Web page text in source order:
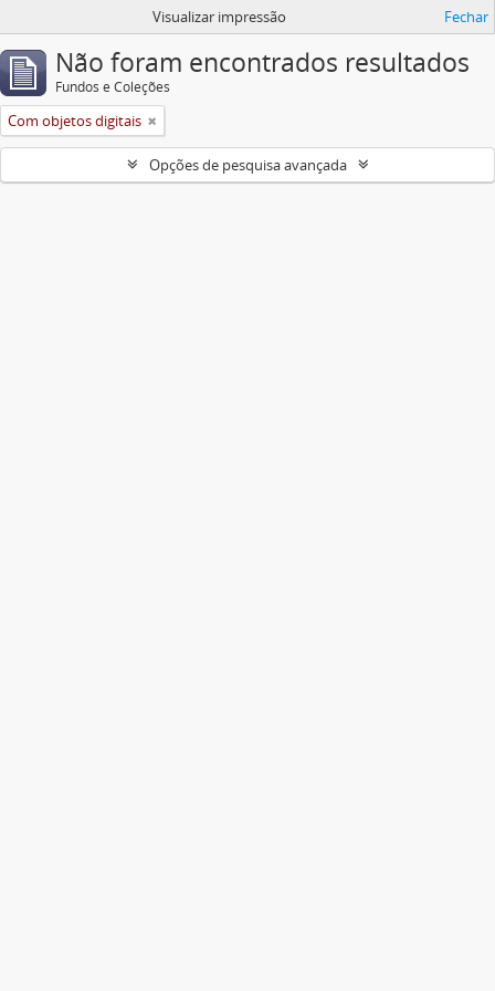
Visualizar impressão Fechar
Não foram encontrados resultados
Fundos e Coleções
Com objetos digitais
Opções de pesquisa avançada